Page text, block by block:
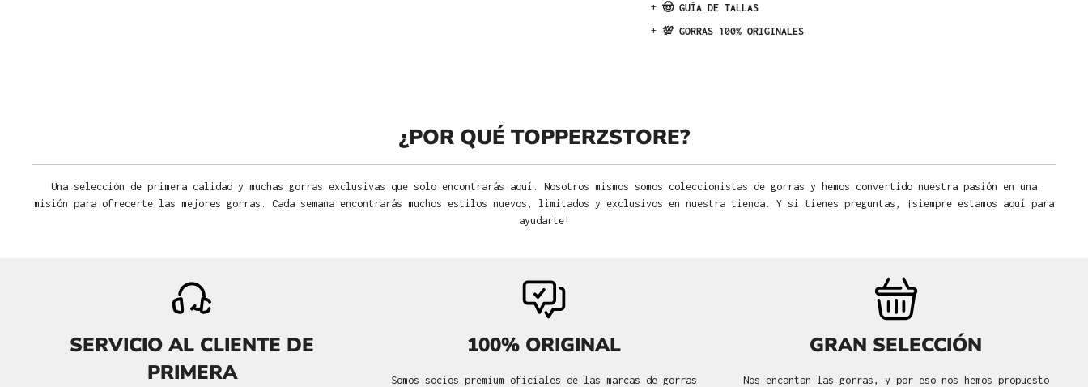
+ 🤠 GUÍA DE TALLAS
+ 💯 GORRAS 100% ORIGINALES
¿POR QUÉ TOPPERZSTORE?
Una selección de primera calidad y muchas gorras exclusivas que solo encontrarás aquí. Nosotros mismos somos coleccionistas de gorras y hemos convertido nuestra pasión en una
misión para ofrecerte las mejores gorras. Cada semana encontrarás muchos estilos nuevos, limitados y exclusivos en nuestra tienda. Y si tienes preguntas, ¡siempre estamos aquí para
ayudarte!
SERVICIO AL CLIENTE DE
PRIMERA
100% ORIGINAL
Somos socios premium oficiales de las marcas de gorras
GRAN SELECCIÓN
Nos encantan las gorras, y por eso nos hemos propuesto